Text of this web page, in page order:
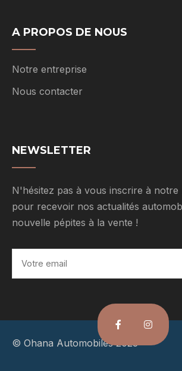
A PROPOS DE NOUS
Notre entreprise
Nous contacter
NEWSLETTER
N'hésitez pas à vous inscrire à notre
pour recevoir nos actualités
nouvelle pépites à la vente !
© Ohana Automobiles 2023